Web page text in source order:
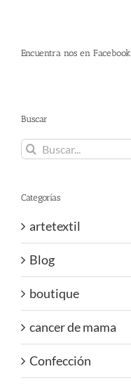
Encuentra nos en Facebook
Buscar
Buscar:
Categorías
artetextil
Blog
boutique
cancer de mama
Confección